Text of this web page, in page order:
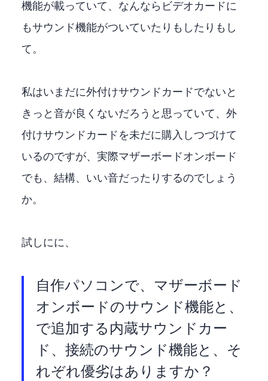
機能が載っていて、なんならビデオカードに
もサウンド機能がついていたりもしたりもし
て。
私はいまだに外付けサウンドカードでないと
きっと音が良くないだろうと思っていて、外
付けサウンドカードを未だに購入しつづけて
いるのですが、実際マザーボードオンボード
でも、結構、いい音だったりするのでしょう
か。
試しにWindows Copilotに、
自作パソコンで、マザーボード
オンボードのサウンド機能と、PCI-E
で追加する内蔵サウンドカー
ド、USB接続のサウンド機能と、そ
れぞれ優劣はありますか？